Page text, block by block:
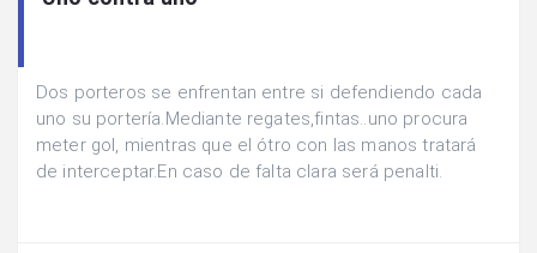
Dos porteros se enfrentan entre si defendiendo cada
uno su portería.Mediante regates,fintas..uno procura
meter gol, mientras que el ótro con las manos tratará
de interceptar.En caso de falta clara será penalti.